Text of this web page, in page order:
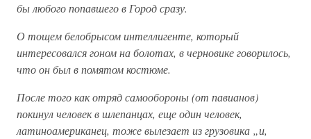
бы любого попавшего в Город сразу.
О тощем белобрысом интеллигенте, который
интересовался гоном на болотах, в черновике говорилось,
что он был в помятом костюме.
После того как отряд самообороны (от павианов)
покинул человек в шлепанцах, еще один человек,
латиноамериканец, тоже вылезает из грузовика „и,